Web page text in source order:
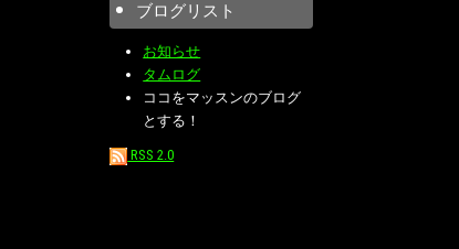
ブログリスト
お知らせ
タムログ
ココをマッスンのブログ
とする！
RSS 2.0